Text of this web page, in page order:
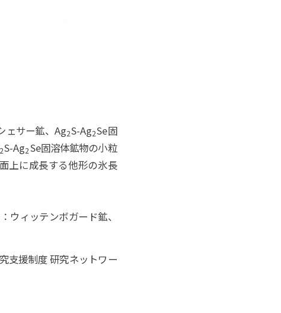
ェサー鉱、Ag2S-Ag2Se固
2S-Ag2Se固溶体鉱物の小粒
上に成長する他形の氷長
ィッテンボガード鉱、
支援制度 研究ネットワー